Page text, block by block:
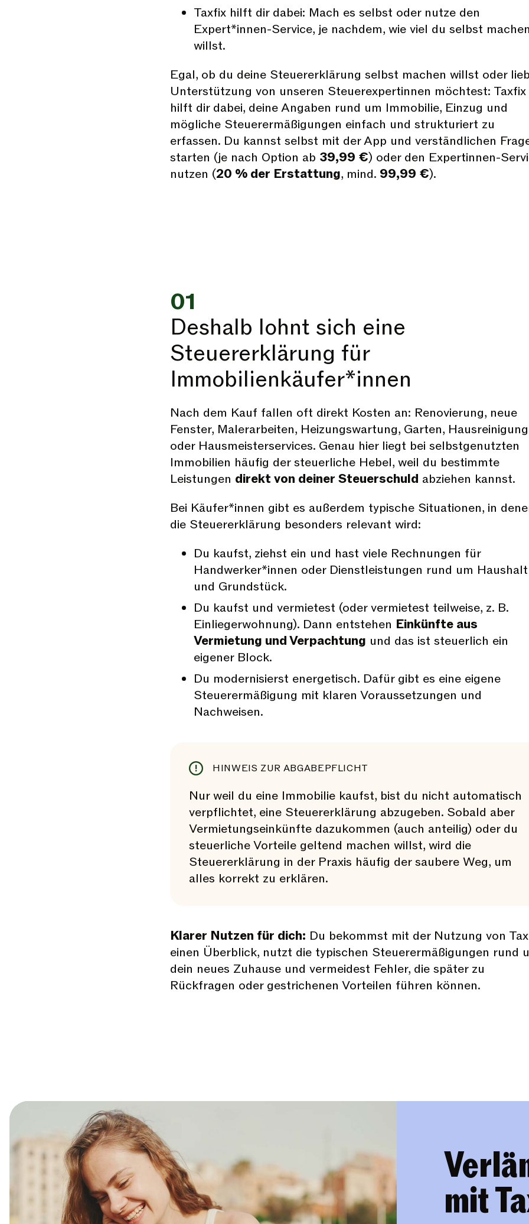
Taxfix hilft dir dabei: Mach es selbst oder nutze den
Expert*innen-Service, je nachdem, wie viel du selbst machen
willst.
Egal, ob du deine Steuererklärung selbst machen willst oder
Unterstützung von unseren Steuerexpertinnen möchtest: Taxfix
hilft dir dabei, deine Angaben rund um Immobilie, Einzug und
mögliche Steuerermäßigungen einfach und strukturiert zu
erfassen. Du kannst selbst mit der App und verständlichen
starten (je nach Option ab 39,99 €) oder den Expertinnen-
nutzen (20 % der Erstattung, mind. 99,99 €).
01
Deshalb lohnt sich eine
Steuererklärung für
Immobilienkäufer*innen
Nach dem Kauf fallen oft direkt Kosten an: Renovierung, neue
Fenster, Malerarbeiten, Heizungswartung, Garten, Hausreinigung
oder Hausmeisterservices. Genau hier liegt bei selbstgenutzten
Immobilien häufig der steuerliche Hebel, weil du bestimmte
Leistungen direkt von deiner Steuerschuld abziehen kannst.
Bei Käufer*innen gibt es außerdem typische Situationen, in
die Steuererklärung besonders relevant wird:
Du kaufst, ziehst ein und hast viele Rechnungen für
Handwerker*innen oder Dienstleistungen rund um Haushalt
und Grundstück.
Du kaufst und vermietest (oder vermietest teilweise, z. B.
Einliegerwohnung). Dann entstehen Einkünfte aus
Vermietung und Verpachtung und das ist steuerlich ein
eigener Block.
Du modernisierst energetisch. Dafür gibt es eine eigene
Steuerermäßigung mit klaren Voraussetzungen und
Nachweisen.
HINWEIS ZUR ABGABEPFLICHT
Nur weil du eine Immobilie kaufst, bist du nicht automatisch
verpflichtet, eine Steuererklärung abzugeben. Sobald aber
Vermietungseinkünfte dazukommen (auch anteilig) oder du
steuerliche Vorteile geltend machen willst, wird die
Steuererklärung in der Praxis häufig der saubere Weg, um
alles korrekt zu erklären.
Klarer Nutzen für dich: Du bekommst mit der Nutzung von
einen Überblick, nutzt die typischen Steuerermäßigungen rund
dein neues Zuhause und vermeidest Fehler, die später zu
Rückfragen oder gestrichenen Vorteilen führen können.
mit